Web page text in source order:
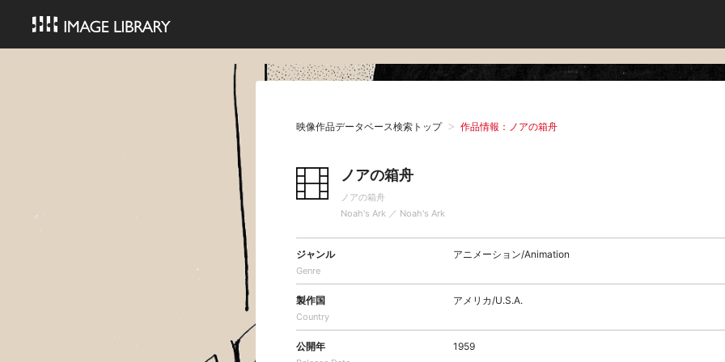
映像作品データベース検索トップ 作品情報：ノアの箱舟
ノアの箱舟
ノアの箱舟
Noah's Ark ／ Noah's Ark
ジャンル
Genre
アニメーション/Animation
製作国
Country
アメリカ/U.S.A.
公開年 1959